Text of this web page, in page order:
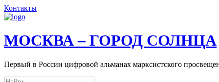
Контакты
МОСКВА – ГОРОД СОЛНЦА
Первый в России цифровой альманах марксистского